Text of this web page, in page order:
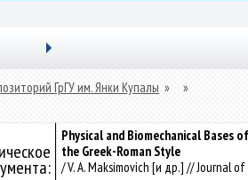
ГрГУ им. Янки Купалы » »
Physical and Biomechanical Bases
the Greek-Roman Style
/ V. A. Maksimovich [и др.] // Journal